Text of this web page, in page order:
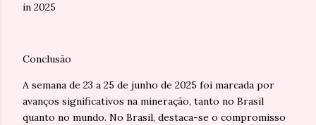
in 2025
Conclusão
A semana de 23 a 25 de junho de 2025 foi marcada por
avanços significativos na mineração, tanto no Brasil
quanto no mundo. No Brasil, destaca-se o compromisso